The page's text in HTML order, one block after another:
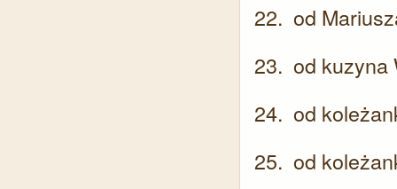
od
od kuzyna
od
od